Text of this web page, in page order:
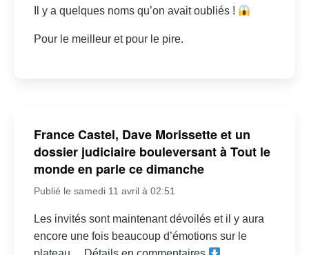
Il y a quelques noms qu’on avait oubliés !
Pour le meilleur et pour le pire.
France Castel, Dave Morissette et un
dossier judiciaire bouleversant à Tout le
monde en parle ce dimanche
Publié le samedi 11 avril à 02:51
Les invités sont maintenant dévoilés et il y aura
encore une fois beaucoup d’émotions sur le